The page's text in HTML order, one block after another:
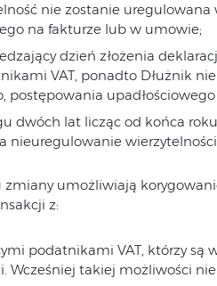
nie zostanie
na fakturze lub w umowie;
dzień złożenia
VAT, ponadto Dłużnik
postępowania
dwóch lat licząc od końca
nieuregulowanie
umożliwiają
z:
podatnikami VAT, którzy są
takiej możliwości nie